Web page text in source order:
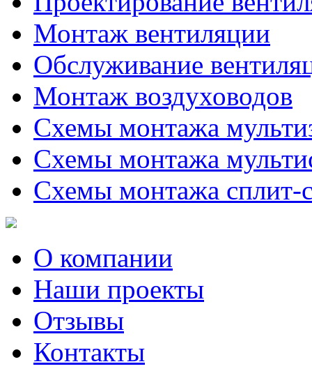
Монтаж вентиляции
Обслуживание
Монтаж воздуховодов
Схемы монтажа
Схемы монтажа
Схемы монтажа сплит-
О компании
Наши проекты
Отзывы
Контакты